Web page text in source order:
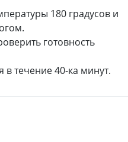
180 градусов и
готовность
в течение 40-ка минут.